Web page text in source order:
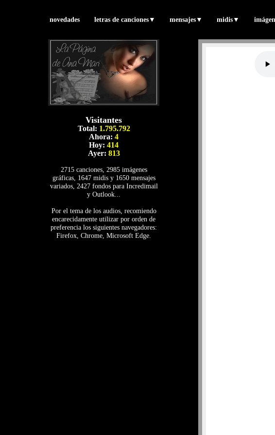
novedades letras de canciones▼ mensajes▼ midis▼
Visitantes
Total: 1.795.792
Ahora:4
Hoy:414
Ayer: 813
2715 canciones, 2985 imágenes
gráficas, 1647 midis y 1650 mensajes
variados, 2427 fondos para Incredimail
y Outlook...
Por el tema de los audios, recomiendo
encarecidamente utilizar por orden de
preferencia los siguientes navegadores:
Firefox, Chrome, Microsoft Edge.